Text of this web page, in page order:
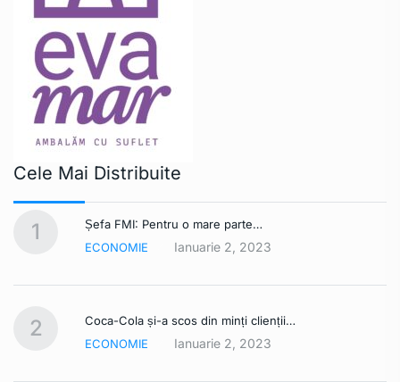
Cele Mai Distribuite
1
Șefa FMI: Pentru o mare parte…
ECONOMIE
Ianuarie 2, 2023
2
Coca-Cola și-a scos din minți clienții…
ECONOMIE
Ianuarie 2, 2023